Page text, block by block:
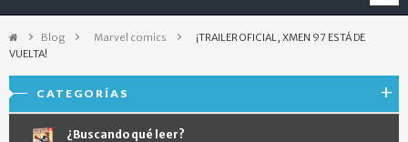
Blog > Marvel comics >
¡TRAILER OFICIAL, XMEN 97 ESTÁ DE
VUELTA!
CATEGORÍAS
¿Buscando qué leer?